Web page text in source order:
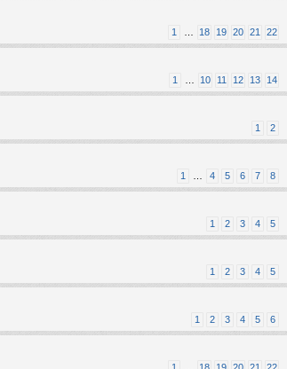
1 … 18 19 20 21 22
1 … 10 11 12 13 14
1 2
1 … 4 5 6 7 8
1 2 3 4 5
1 2 3 4 5
1 2 3 4 5 6